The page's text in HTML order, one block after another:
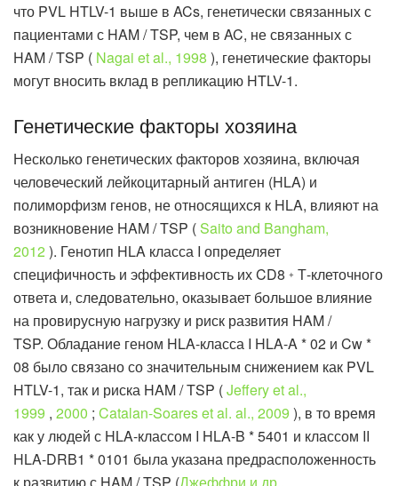
что PVL HTLV-1 выше в ACs, генетически связанных с
пациентами с HAM / TSP, чем в AC, не связанных с
HAM / TSP ( Nagai et al., 1998 ), генетические факторы
могут вносить вклад в репликацию HTLV-1.
Генетические факторы хозяина
Несколько генетических факторов хозяина, включая
человеческий лейкоцитарный антиген (HLA) и
полиморфизм генов, не относящихся к HLA, влияют на
возникновение HAM / TSP (Saito and Bangham,
2012 ). Генотип HLA класса I определяет
специфичность и эффективность их CD8 + Т-клеточного
ответа и, следовательно, оказывает большое влияние
на провирусную нагрузку и риск развития HAM /
TSP. Обладание геном HLA-класса I HLA-A * 02 и Cw *
08 было связано со значительным снижением как PVL
HTLV-1, так и риска HAM / TSP (Jeffery et al.,
1999 , 2000 ; Catalan-Soares et al. al., 2009 ), в то время
как у людей с HLA-классом I HLA-B * 5401 и классом II
HLA-DRB1 * 0101 была указана предрасположенность